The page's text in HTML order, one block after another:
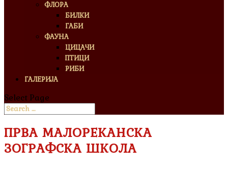
ФЛОРА
БИЛКИ
ГАБИ
ФАУНА
ЦИЦАЧИ
ПТИЦИ
РИБИ
ГАЛЕРИЈА
Select Page
ПРВА МАЛОРЕКАНСКА
ЗОГРАФСКА ШКОЛА